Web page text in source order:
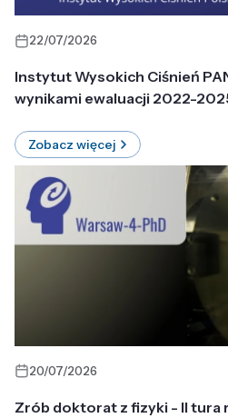
22/07/2026
Instytut Wysokich Ciśnień
wynikami ewaluacji 2022-
Zobacz więcej
20/07/2026
Zrób doktorat z fizyki - II tura